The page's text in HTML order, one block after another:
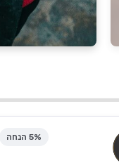
5% הנחה